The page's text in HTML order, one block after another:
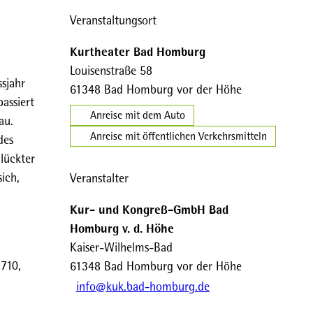
Veranstaltungsort
Kurtheater Bad Homburg
Louisenstraße 58
61348 Bad Homburg vor der Höhe
Anreise mit dem Auto
Anreise mit öffentlichen Verkehrsmitteln
Veranstalter
Kur- und Kongreß-GmbH Bad
Homburg v. d. Höhe
Kaiser-Wilhelms-Bad
61348 Bad Homburg vor der Höhe
info@kuk.bad-homburg.de